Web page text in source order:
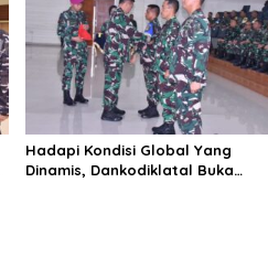
Hadapi Kondisi Global Yang
Dinamis, Dankodiklatal Buka